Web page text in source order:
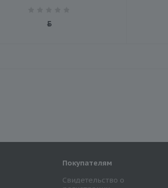
Покупателям
Свидетельство о